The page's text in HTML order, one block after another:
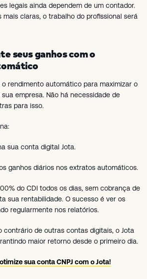
legais ainda dependem de um contador.
mais claras, o trabalho do profissional será
seus ganhos com o
o rendimento automático para maximizar o
empresa. Não há necessidade de
para isso.
sua conta digital Jota.
ganhos diários nos extratos automáticos.
do CDI todos os dias, sem cobrança de
sua rentabilidade. O sucesso é ver os
regularmente nos relatórios.
contrário de outras contas digitais, o Jota
maior retorno desde o primeiro dia.
sua conta CNPJ com o Jota!